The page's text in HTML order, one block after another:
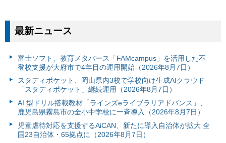
最新ニュース
富⼠ソフト、教育メタバース「FAMcampus」を活用した不
登校支援が大府市で4年目の運用開始（2026年8月7日）
スタディポケット、岡山県内3校で学校向け生成AIクラウド
「スタディポケット」継続運用（2026年8月7日）
AI 型ドリル搭載教材「ラインズeライブラリアドバンス」、
鹿児島県霧島市の全小中学校に一斉導入（2026年8月7日）
児童虐待対応を支援するAiCAN、新たに導入自治体が拡大 全
国23自治体・65拠点に（2026年8月7日）